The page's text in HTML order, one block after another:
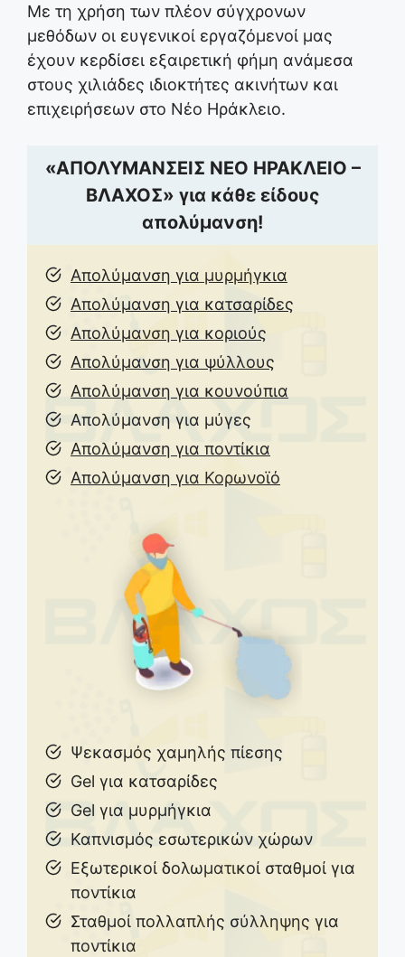
Με τη χρήση των πλέον σύγχρονων
μεθόδων οι ευγενικοί εργαζόμενοί μας
έχουν κερδίσει εξαιρετική φήμη ανάμεσα
στους χιλιάδες ιδιοκτήτες ακινήτων και
επιχειρήσεων στο Νέο Ηράκλειο.
«ΑΠΟΛΥΜΑΝΣΕΙΣ ΝΕΟ ΗΡΑΚΛΕΙΟ –
ΒΛΑΧΟΣ» για κάθε είδους
απολύμανση!
Απολύμανση για μυρμήγκια
Απολύμανση για κατσαρίδες
Απολύμανση για κοριούς
Απολύμανση για ψύλλους
Απολύμανση για κουνούπια
Απολύμανση για μύγες
Απολύμανση για ποντίκια
Απολύμανση για Κορωνοϊό
Ψεκασμός χαμηλής πίεσης
Gel για κατσαρίδες
Gel για μυρμήγκια
Καπνισμός εσωτερικών χώρων
Εξωτερικοί δολωματικοί σταθμοί για
ποντίκια
Σταθμοί πολλαπλής σύλληψης για
ποντίκια